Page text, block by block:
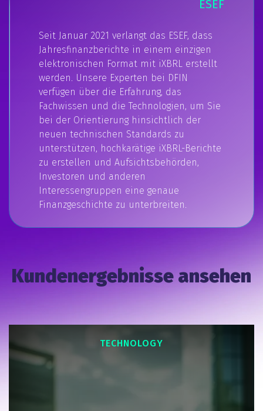
ESEF
Seit Januar 2021 verlangt das ESEF, dass
Jahresfinanzberichte in einem einzigen
elektronischen Format mit iXBRL erstellt
werden. Unsere Experten bei DFIN
verfügen über die Erfahrung, das
Fachwissen und die Technologien, um Sie
bei der Orientierung hinsichtlich der
neuen technischen Standards zu
unterstützen, hochkarätige iXBRL-Berichte
zu erstellen und Aufsichtsbehörden,
Investoren und anderen
Interessengruppen eine genaue
Finanzgeschichte zu unterbreiten.​​​​
Kundenergebnisse ansehen
TECHNOLOGY